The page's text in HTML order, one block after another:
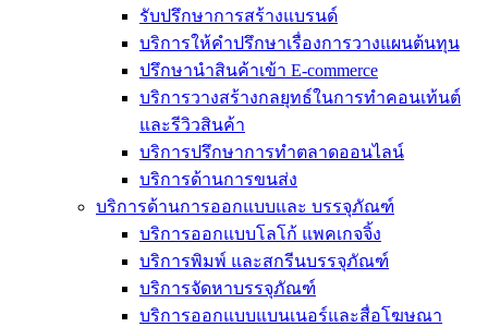
รับปรึกษาการสร้างแบรนด์
บริการให้คำปรึกษาเรื่องการวางแผนต้นทุน
ปรึกษานำสินค้าเข้า E-commerce
บริการวางสร้างกลยุทธ์ในการทำคอนเท้นต์
และรีวิวสินค้า
บริการปรึกษาการทำตลาดออนไลน์
บริการด้านการขนส่ง
บริการด้านการออกแบบและ บรรจุภัณฑ์
บริการออกแบบโลโก้ แพคเกจจิ้ง
บริการพิมพ์ และสกรีนบรรจุภัณฑ์
บริการจัดหาบรรจุภัณฑ์
บริการออกแบบแบนเนอร์และสื่อโฆษณา